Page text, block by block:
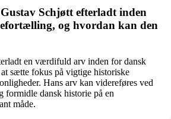
Schjøtt efterladt inden
og hvordan kan den
en værdifuld arv inden for dansk
sætte fokus på vigtige historiske
Hans arv kan videreføres ved
formidle dansk historie på en
måde.